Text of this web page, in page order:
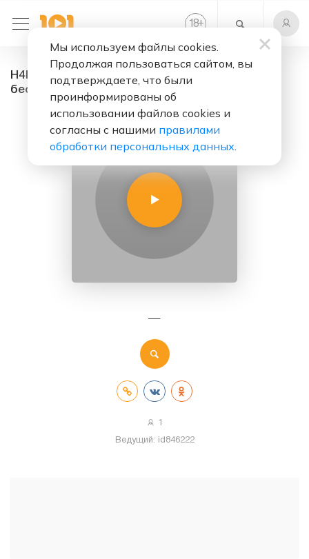
18+
H4PPY C00K1E - радио онлайн. Слушать
бесплатно
—
1
Ведущий: id846222
Мы используем файлы cookies.
Продолжая пользоваться сайтом, вы
подтверждаете, что были
проинформированы об
использовании файлов cookies и
согласны с нашими правилами
обработки персональных данных.